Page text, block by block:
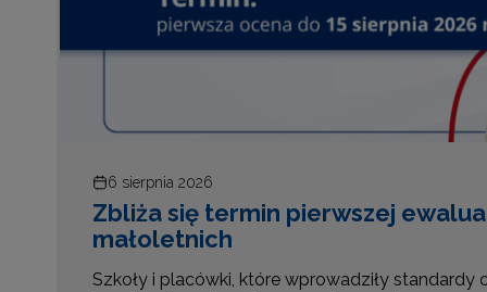
6 sierpnia 2026
Podnoszenie kompetencji i
podsumowanie szkolenia
Wizytatorzy kuratoriów oświaty rozwijali